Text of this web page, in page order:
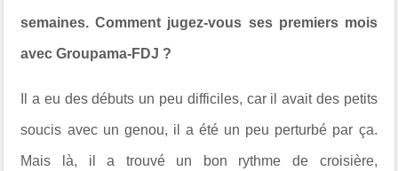
semaines. Comment jugez-vous ses premiers mois
avec Groupama-FDJ ?
Il a eu des débuts un peu difficiles, car il avait des petits
soucis avec un genou, il a été un peu perturbé par ça.
Mais là, il a trouvé un bon rythme de croisière,